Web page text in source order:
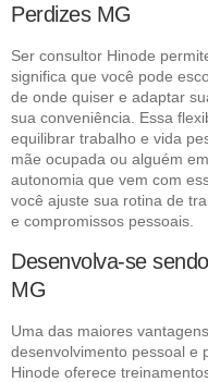
Perdizes MG
Ser consultor Hinode
significa que você pode
de onde quiser e adaptar
sua conveniência. Essa
equilibrar trabalho e vida
mãe ocupada ou alguém
autonomia que vem com
você ajuste sua rotina de
e compromissos pessoais.
Desenvolva-se
MG
Uma das maiores
desenvolvimento pessoal e
Hinode oferece